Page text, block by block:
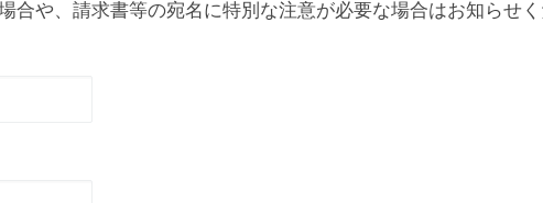
合や、請求書等の宛名に特別な注意が必要な場合はお知らせ